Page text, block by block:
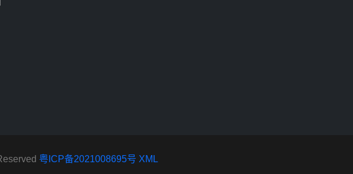
粤ICP备2021008695号 XML